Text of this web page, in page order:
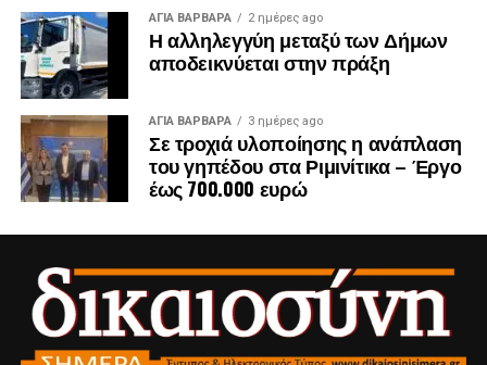
ΑΓΙΑ ΒΑΡΒΑΡΑ 2 ημέρες ago
Η αλληλεγγύη μεταξύ των Δήμων
αποδεικνύεται στην πράξη
ΑΓΙΑ ΒΑΡΒΑΡΑ 3 ημέρες ago
Σε τροχιά υλοποίησης η ανάπλαση
του γηπέδου στα Ριμινίτικα – Έργο
έως 700.000 ευρώ